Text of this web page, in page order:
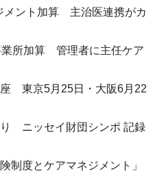
ント加算 主治医連携がカ
所加算 管理者に主任ケア
東京5月25日・大阪6月22
ニッセイ財団シンポ 記録
制度とケアマネジメント」